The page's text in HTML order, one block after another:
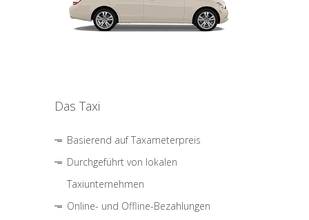
Das Taxi
Basierend auf Taxameterpreis
Durchgeführt von lokalen
Taxiunternehmen
Online- und Offline-Bezahlungen